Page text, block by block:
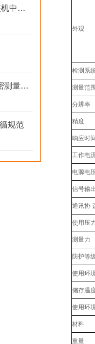
敞开式光栅尺在pcb电路板组装机中的作用
角度编码器产品特性详解：精密测量与智能控制的核心组件
规范
外观
检测系
测量范
分辨率
精度
响应时
工作电
电源电
信号输
通讯协
使用压
测量力
防护等
使用环
储存温
使用环
材料
重量